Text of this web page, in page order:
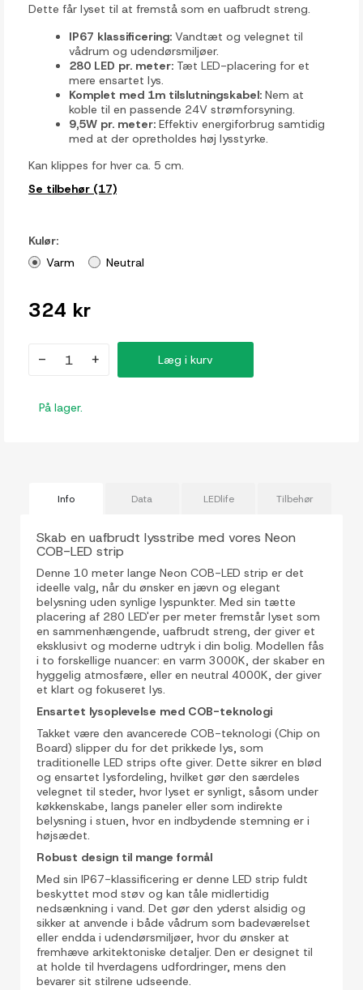
Dette får lyset til at fremstå som en uafbrudt streng.
IP67 klassificering: Vandtæt og velegnet til
vådrum og udendørsmiljøer.
280 LED pr. meter: Tæt LED-placering for et
mere ensartet lys.
Komplet med 1m tilslutningskabel: Nem at
koble til en passende 24V strømforsyning.
9,5W pr. meter: Effektiv energiforbrug samtidig
med at der opretholdes høj lysstyrke.
Kan klippes for hver ca. 5 cm.
Se tilbehør (17)
Kulør:
Varm
Neutral
324 kr
- + Læg i kurv
På lager.
Info Data LEDlife Tilbehør
Skab en uafbrudt lysstribe med vores Neon
COB-LED strip
Denne 10 meter lange Neon COB-LED strip er det
ideelle valg, når du ønsker en jævn og elegant
belysning uden synlige lyspunkter. Med sin tætte
placering af 280 LED'er per meter fremstår lyset som
en sammenhængende, uafbrudt streng, der giver et
eksklusivt og moderne udtryk i din bolig. Modellen fås
i to forskellige nuancer: en varm 3000K, der skaber en
hyggelig atmosfære, eller en neutral 4000K, der giver
et klart og fokuseret lys.
Ensartet lysoplevelse med COB-teknologi
Takket være den avancerede COB-teknologi (Chip on
Board) slipper du for det prikkede lys, som
traditionelle LED strips ofte giver. Dette sikrer en blød
og ensartet lysfordeling, hvilket gør den særdeles
velegnet til steder, hvor lyset er synligt, såsom under
køkkenskabe, langs paneler eller som indirekte
belysning i stuen, hvor en indbydende stemning er i
højsædet.
Robust design til mange formål
Med sin IP67-klassificering er denne LED strip fuldt
beskyttet mod støv og kan tåle midlertidig
nedsænkning i vand. Det gør den yderst alsidig og
sikker at anvende i både vådrum som badeværelset
eller endda i udendørsmiljøer, hvor du ønsker at
fremhæve arkitektoniske detaljer. Den er designet til
at holde til hverdagens udfordringer, mens den
bevarer sit stilrene udseende.